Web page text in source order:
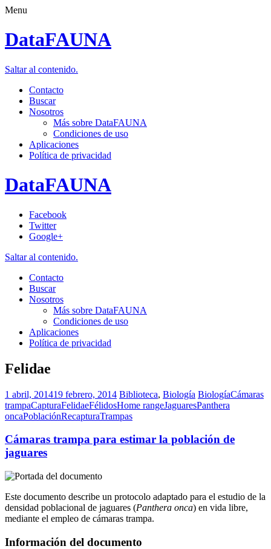
Menu
DataFAUNA
Saltar al contenido.
Contacto
Buscar
Nosotros
Más sobre DataFAUNA
Condiciones de uso
Aplicaciones
Política de privacidad
DataFAUNA
Facebook
Twitter
Google+
Saltar al contenido.
Contacto
Buscar
Nosotros
Más sobre DataFAUNA
Condiciones de uso
Aplicaciones
Política de privacidad
Felidae
1 abril, 201419 febrero, 2014 Biblioteca, Biología BiologíaCámaras
trampaCapturaFelidaeFélidosHome rangeJaguaresPanthera
oncaPoblaciónRecapturaTrampas
Cámaras trampa para estimar la población de
jaguares
Este documento describe un protocolo adaptado para el estudio de la
densidad poblacional de jaguares (Panthera onca) en vida libre,
mediante el empleo de cámaras trampa.
Información del documento